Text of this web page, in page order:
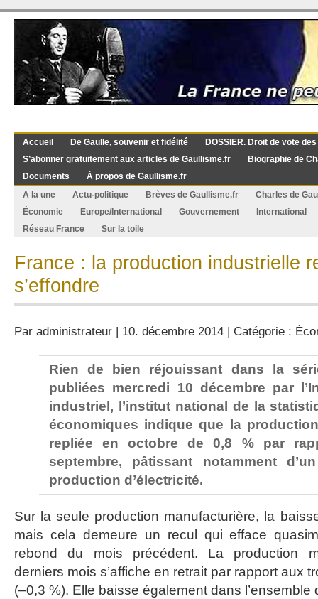
Accueil De Gaulle, souvenir et fidélité
DOSSIER. Droit de vote
S’abonner gratuitement aux articles de Gaullisme.fr
Biographie de
Documents
À propos de Gaullisme.fr
A la une
Actu-politique Brèves de Gaullisme.fr
Charles de
Économie
Europe/International Gouvernement
International
Réseau France
Sur la toile
France : la production industrielle
s’effondre
Par administrateur | 10. décembre 2014 | Catégorie :
Rien de bien réjouissant dans la
publiées mercredi 10 décembre par
industriel, l’institut national de la
économiques indique que la
repliée en octobre de 0,8 % par
septembre, pâtissant notamment
production d’électricité.
Sur la seule production manufacturière, la
mais cela demeure un recul qui efface
rebond du mois précédent. La production
derniers mois s’affiche en retrait par rapport aux
(–0,3 %). Elle baisse également dans l’ensemble